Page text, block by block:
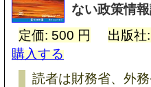
ない政策情
定価: 500 円
出版
購入する
読者は財務省、外